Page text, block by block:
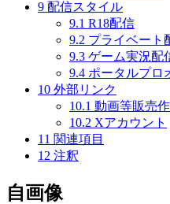
9 配信スタイル
9.1 R18配信
9.2 プライベート
9.3 ゲーム実況配
9.4 ポータルプロ
10 外部リンク
10.1 動画等販売
10.2 Xアカウント
11 関連項目
12 注釈
自画像